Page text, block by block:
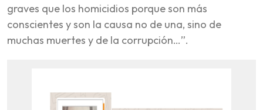
graves que los homicidios porque son más
conscientes y son la causa no de una, sino de
muchas muertes y de la corrupción…”.